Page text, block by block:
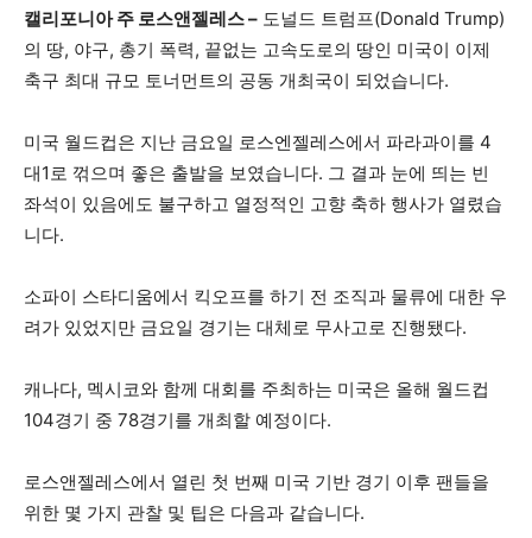
캘리포니아 주 로스앤젤레스 – 도널드 트럼프(Donald Trump)
의 땅, 야구, 총기 폭력, 끝없는 고속도로의 땅인 미국이 이제
축구 최대 규모 토너먼트의 공동 개최국이 되었습니다.
미국 월드컵은 지난 금요일 로스엔젤레스에서 파라과이를 4
대1로 꺾으며 좋은 출발을 보였습니다. 그 결과 눈에 띄는 빈
좌석이 있음에도 불구하고 열정적인 고향 축하 행사가 열렸습
니다.
소파이 스타디움에서 킥오프를 하기 전 조직과 물류에 대한 우
려가 있었지만 금요일 경기는 대체로 무사고로 진행됐다.
캐나다, 멕시코와 함께 대회를 주최하는 미국은 올해 월드컵
104경기 중 78경기를 개최할 예정이다.
로스앤젤레스에서 열린 첫 번째 미국 기반 경기 이후 팬들을
위한 몇 가지 관찰 및 팁은 다음과 같습니다.